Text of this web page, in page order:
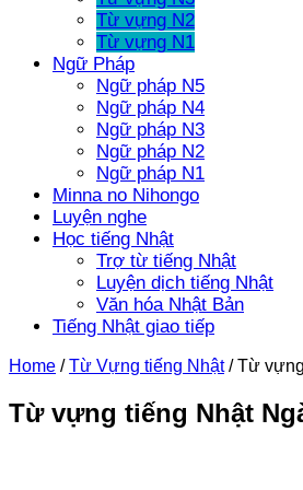
Từ vựng N2
Từ vựng N1
Ngữ Pháp
Ngữ pháp N5
Ngữ pháp N4
Ngữ pháp N3
Ngữ pháp N2
Ngữ pháp N1
Minna no Nihongo
Luyện nghe
Học tiếng Nhật
Trợ từ tiếng Nhật
Luyện dịch tiếng Nhật
Văn hóa Nhật Bản
Tiếng Nhật giao tiếp
Home / Từ Vựng tiếng Nhật / Từ
Từ vựng tiếng Nhật